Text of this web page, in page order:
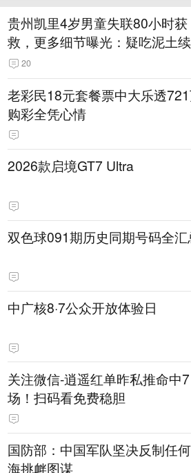
贵州凯里4岁男童失联80小时获
救，更多细节曝光：疑吃泥土续
命，搜救至20米附近错过多找3天
20
老彩民18元套餐票中大乐透
购彩全凭心情
2026款启境GT7 Ultra
双色球091期历史同期号码全汇
中广核8·7公众开放体验日
关注微信-逍遥红单昨私推命中7
场！扫码看免费稳胆
国防部：中国军队坚决反制任
海挑衅图谋